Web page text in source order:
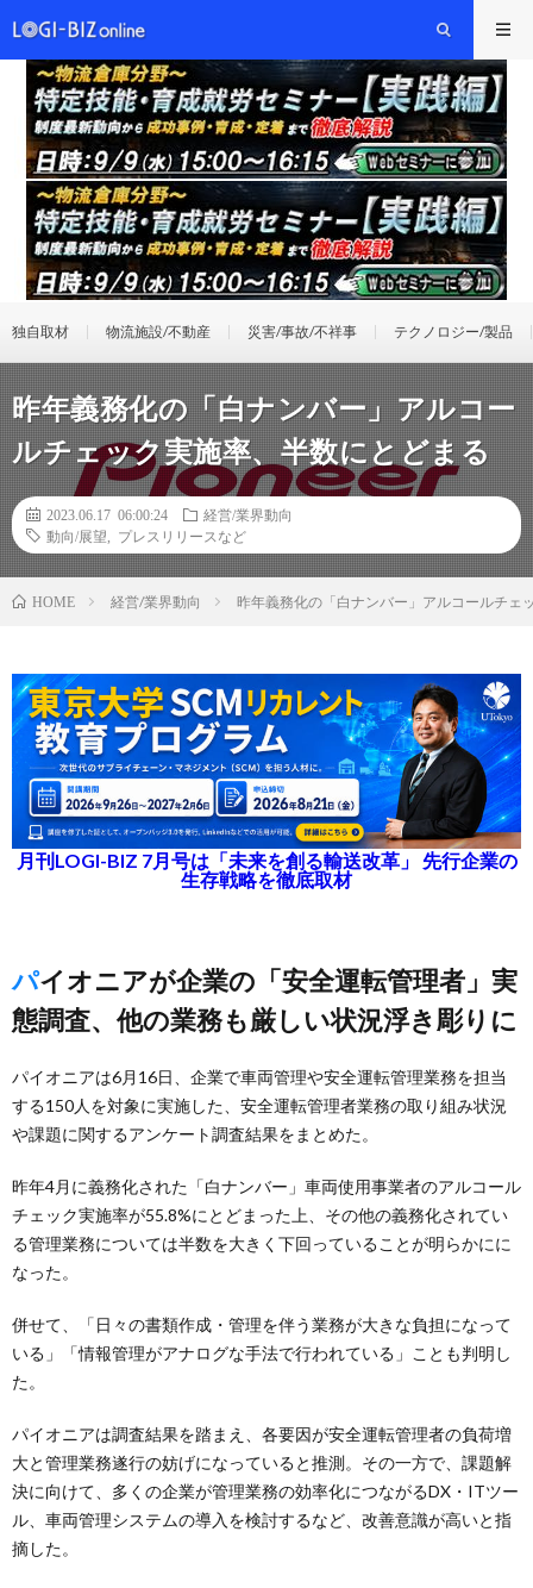
独自取材 物流施設/不動産 災害/事故/不祥事 テクノロジー/製品
昨年義務化の「白ナンバー」アルコー
ルチェック実施率、半数にとどまる
2023.06.17 06:00:24
経営/業界動向
動向/展望
プレスリリースなど
HOME 経営/業界動向 昨年義務化の「白ナンバー」アルコールチェ
月刊LOGI-BIZ 7月号は「未来を創る輸送改革」 先行企業の
生存戦略を徹底取材
パイオニアが企業の「安全運転管理者」実
態調査、他の業務も厳しい状況浮き彫りに
パイオニアは6月16日、企業で車両管理や安全運転管理業務を担当
する150人を対象に実施した、安全運転管理者業務の取り組み状況
や課題に関するアンケート調査結果をまとめた。
昨年4月に義務化された「白ナンバー」車両使用事業者のアルコール
チェック実施率が55.8%にとどまった上、その他の義務化されてい
る管理業務については半数を大きく下回っていることが明らかにに
なった。
併せて、「日々の書類作成・管理を伴う業務が大きな負担になって
いる」「情報管理がアナログな手法で行われている」ことも判明し
た。
パイオニアは調査結果を踏まえ、各要因が安全運転管理者の負荷増
大と管理業務遂行の妨げになっていると推測。その一方で、課題解
決に向けて、多くの企業が管理業務の効率化につながるDX・ITツー
ル、車両管理システムの導入を検討するなど、改善意識が高いと指
摘した。